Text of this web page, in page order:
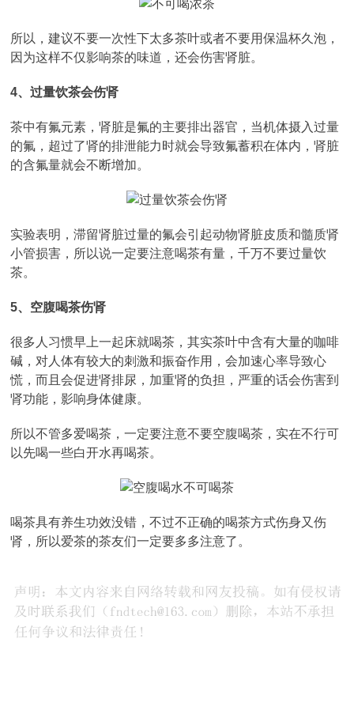
所以，建议不要一次性下太多茶叶或者不要用保温杯久泡，
因为这样不仅影响茶的味道，还会伤害肾脏。
4、过量饮茶会伤肾
茶中有氟元素，肾脏是氟的主要排出器官，当机体摄入过量
的氟，超过了肾的排泄能力时就会导致氟蓄积在体内，肾脏
的含氟量就会不断增加。
实验表明，滞留肾脏过量的氟会引起动物肾脏皮质和髓质肾
小管损害，所以说一定要注意喝茶有量，千万不要过量饮
茶。
5、空腹喝茶伤肾
很多人习惯早上一起床就喝茶，其实茶叶中含有大量的咖啡
碱，对人体有较大的刺激和振奋作用，会加速心率导致心
慌，而且会促进肾排尿，加重肾的负担，严重的话会伤害到
肾功能，影响身体健康。
所以不管多爱喝茶，一定要注意不要空腹喝茶，实在不行可
以先喝一些白开水再喝茶。
喝茶具有养生功效没错，不过不正确的喝茶方式伤身又伤
肾，所以爱茶的茶友们一定要多多注意了。